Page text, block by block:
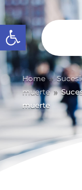
Abrir barra de
Home 9
muerte 9
muerte